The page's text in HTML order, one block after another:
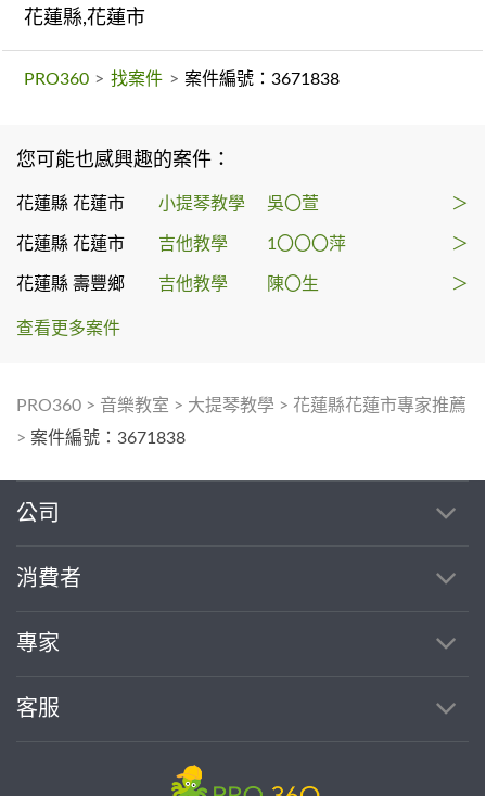
花蓮縣,花蓮市
PRO360 > 找案件 > 案件編號：3671838
您可能也感興趣的案件：
花蓮縣 花蓮市 小提琴教學 吳〇萱 ＞
花蓮縣 花蓮市 吉他教學 1〇〇〇萍 ＞
花蓮縣 壽豐鄉 吉他教學 陳〇生 ＞
查看更多案件
PRO360 > 音樂教室 > 大提琴教學 > 花蓮縣花蓮市專家推薦
> 案件編號：3671838
公司
消費者
專家
客服